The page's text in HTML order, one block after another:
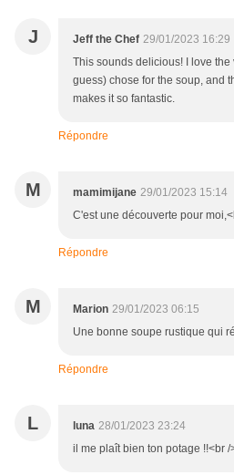
J Jeff the Chef 29/01/2023 16:29
This sounds delicious! I love the
guess) chose for the soup, and
makes it so fantastic.
Répondre
M mamimijane 29/01/2023 15:14
C'est une découverte pour
Répondre
M Marion 29/01/2023 06:15
Une bonne soupe rustique qui
Répondre
L luna 28/01/2023 23:24
il me plaît bien ton potage !!<br